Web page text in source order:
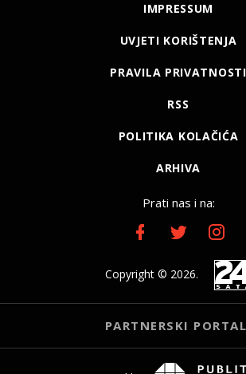
IMPRESSUM
UVJETI KORIŠTENJA
PRAVILA PRIVATNOSTI
RSS
POLITIKA KOLAČIĆA
ARHIVA
Prati nas i na:
Copyright © 2026.
PARTNERSKI